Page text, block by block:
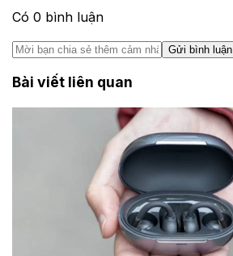
Có 0 bình luận
Gửi bình luận
Bài viết liên quan